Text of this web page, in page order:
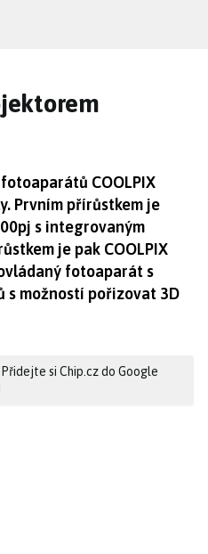
COOLPIX
Prvním přírůstkem je
s integrovaným
je pak COOLPIX
fotoaparát s
s možností pořizovat 3D
si Chip.cz do Google